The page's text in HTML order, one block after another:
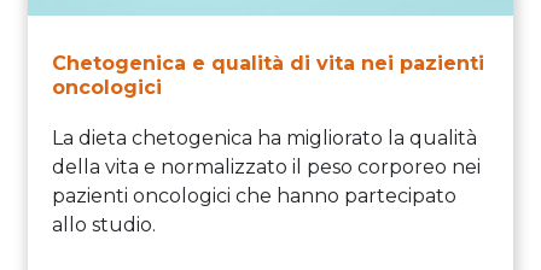
Chetogenica e qualità di vita nei pazienti
oncologici
La dieta chetogenica ha migliorato la qualità
della vita e normalizzato il peso corporeo nei
pazienti oncologici che hanno partecipato
allo studio.